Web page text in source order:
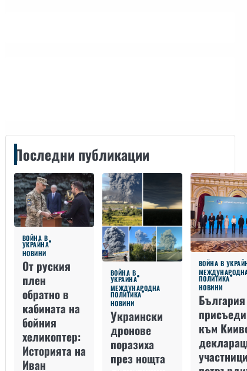
Последни публикации
ВОЙНА В
УКРАЙНА
НОВИНИ
От руския
плен
обратно в
кабината на
бойния
хеликоптер:
Историята на
Иван
ВОЙНА В
УКРАЙНА
МЕЖДУНАРОДНА
ПОЛИТИКА
НОВИНИ
Украински
дронове
поразиха
през нощта
ВОЙНА В
ПОЛИТИКА
НОВИНИ
към